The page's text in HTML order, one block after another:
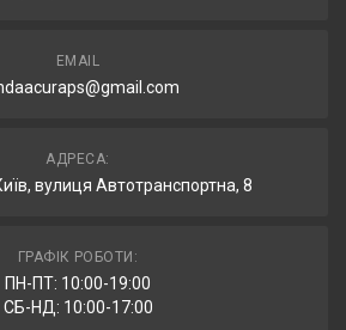
EMAIL
АДРЕСА:
вулиця Автотранспортна, 8
ГРАФІК РОБОТИ:
ПН-ПТ: 10:00-19:00
СБ-НД: 10:00-17:00